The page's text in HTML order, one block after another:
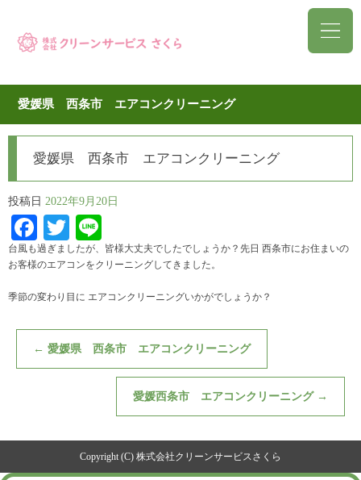
愛媛県 西条市 エアコンクリーニング
愛媛県 西条市 エアコンクリーニング
投稿日 2022年9月20日
Facebook
Twitter
台風も過ぎましたが、皆様大丈夫でしたでしょうか？先日 西条市にお住まいの
お客様のエアコンをクリーニングしてきました。
季節の変わり目に エアコンクリーニングいかがでしょうか？
← 愛媛県 西条市 エアコンクリーニング
愛媛西条市 エアコンクリーニング →
Copyright (C) 株式会社クリーンサービスさくら